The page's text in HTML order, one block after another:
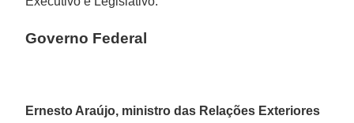
Governo Federal
Ernesto Araújo, ministro das Relações Exteriores